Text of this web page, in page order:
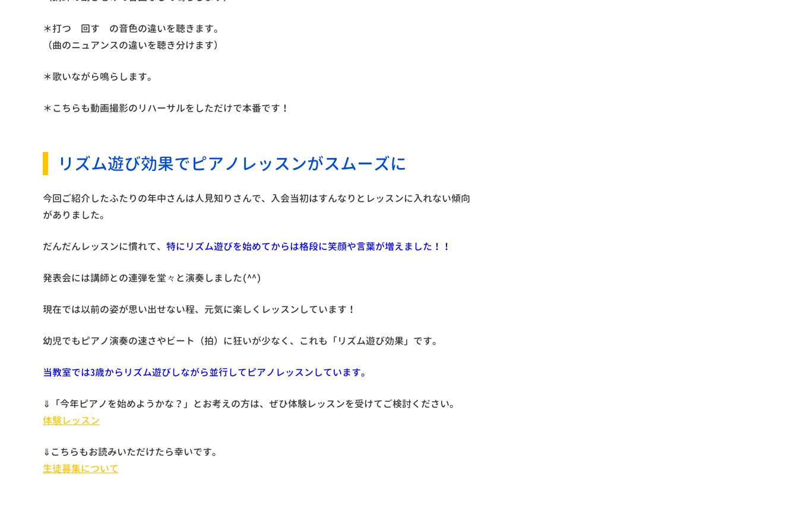
＊打つ 回す の音色の違いを聴きます。
（曲のニュアンスの違いを聴き分けます）
＊歌いながら鳴らします。
＊こちらも動画撮影のリハーサルをしただけで本番です！
リズム遊び効果でピアノレッスンがスムーズに
今回ご紹介したふたりの年中さんは人見知りさんで、入会当初はすんなりとレッスンに入れない傾向
がありました。
だんだんレッスンに慣れて、 特にリズム遊びを始めてからは格段に笑顔や言葉が増えました！！
発表会には講師との連弾を堂々と演奏しました(^^)
現在では以前の姿が思い出せない程、元気に楽しくレッスンしています！
幼児でもピアノ演奏の速さやビート（拍）に狂いが少なく、これも「リズム遊び効果」です。
当教室では3歳からリズム遊びしながら並行してピアノレッスンしています。
⇓「今年ピアノを始めようかな？」とお考えの方は、ぜひ体験レッスンを受けてご検討ください。
体験レッスン
⇓こちらもお読みいただけたら幸いです。
生徒募集について